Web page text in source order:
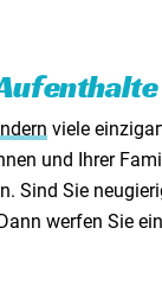
viele
und Ihrer
Sind Sie
werfen Sie